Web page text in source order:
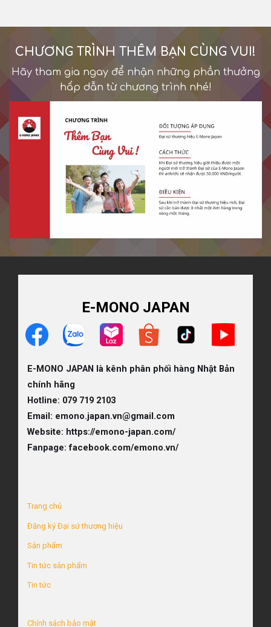
CHƯƠNG TRÌNH THÊM BẠN CÙNG VUI!
Hãy tham gia ngay để nhận những phần thưởng
hấp dẫn từ chương trình nhé!
E-MONO JAPAN
E-MONO JAPAN là kênh phân phối hàng Nhật Bản
chính hãng
Hotline: 079 719 2103
Email: emono.japan.vn@gmail.com
Website: https://emono-japan.com/
Fanpage: facebook.com/emono.vn/
Trang chủ
Đăng ký Đại sứ thương hiệu
Sản phẩm
Tin tức sản phẩm
Tin tức
Chính sách bảo mật